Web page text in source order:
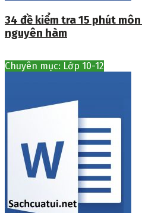
34 đề kiểm tra 15 phút
nguyên hàm
Chuyên mục: Lớp 10-12